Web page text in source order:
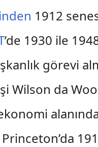
1912
’de 1930 ile
görevi
Wilson da